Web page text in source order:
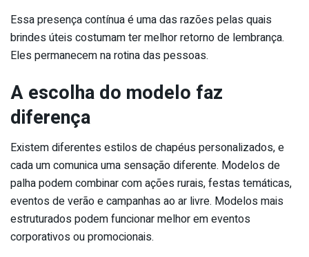
Essa presença contínua é uma das razões pelas quais
brindes úteis costumam ter melhor retorno de lembrança.
Eles permanecem na rotina das pessoas.
A escolha do modelo faz
diferença
Existem diferentes estilos de chapéus personalizados, e
cada um comunica uma sensação diferente. Modelos de
palha podem combinar com ações rurais, festas temáticas,
eventos de verão e campanhas ao ar livre. Modelos mais
estruturados podem funcionar melhor em eventos
corporativos ou promocionais.